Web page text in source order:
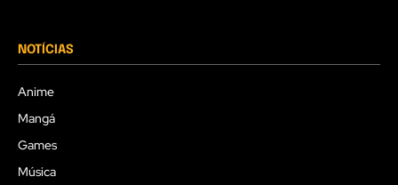
NOTÍCIAS
Anime
Mangá
Games
Música